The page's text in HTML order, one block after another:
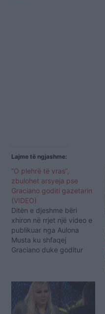
Lajme të ngjashme:
“O plehrë të vras”,
zbulohet arsyeja pse
Graciano goditi gazetarin
(VIDEO)
Ditën e djeshme bëri
xhiron në rrjet një video e
publikuar nga Aulona
Musta ku shfaqej
Graciano duke goditur
fshehtë që emisioni i
kishte bërë Gracianos,
por cila ishte arsyeja që